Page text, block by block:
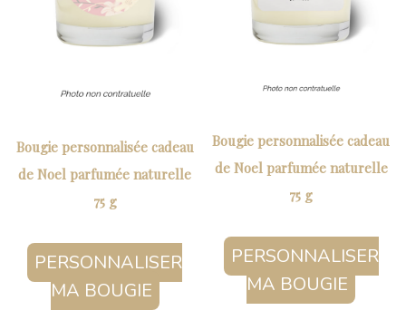
Bougie personnalisée cadeau
de Noel parfumée naturelle
75 g
PERSONNALISER
MA BOUGIE
Bougie personnalisée cadeau
de Noel parfumée naturelle
75 g
PERSONNALISER
MA BOUGIE